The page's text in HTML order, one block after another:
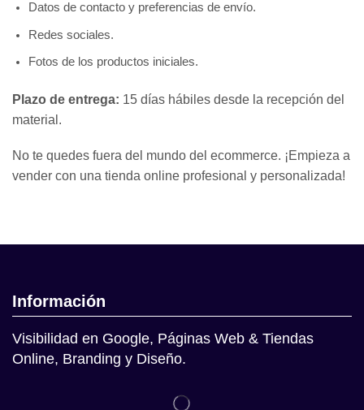
Datos de contacto y preferencias de envío.
Redes sociales.
Fotos de los productos iniciales.
Plazo de entrega: 15 días hábiles desde la recepción del
material.
No te quedes fuera del mundo del ecommerce. ¡Empieza a
vender con una tienda online profesional y personalizada!
Información
Visibilidad en Google, Páginas Web & Tiendas
Online, Branding y Diseño.